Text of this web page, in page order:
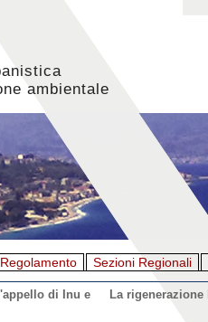
ambientale
Regolamento Sezioni Regionali
di Inu e
La